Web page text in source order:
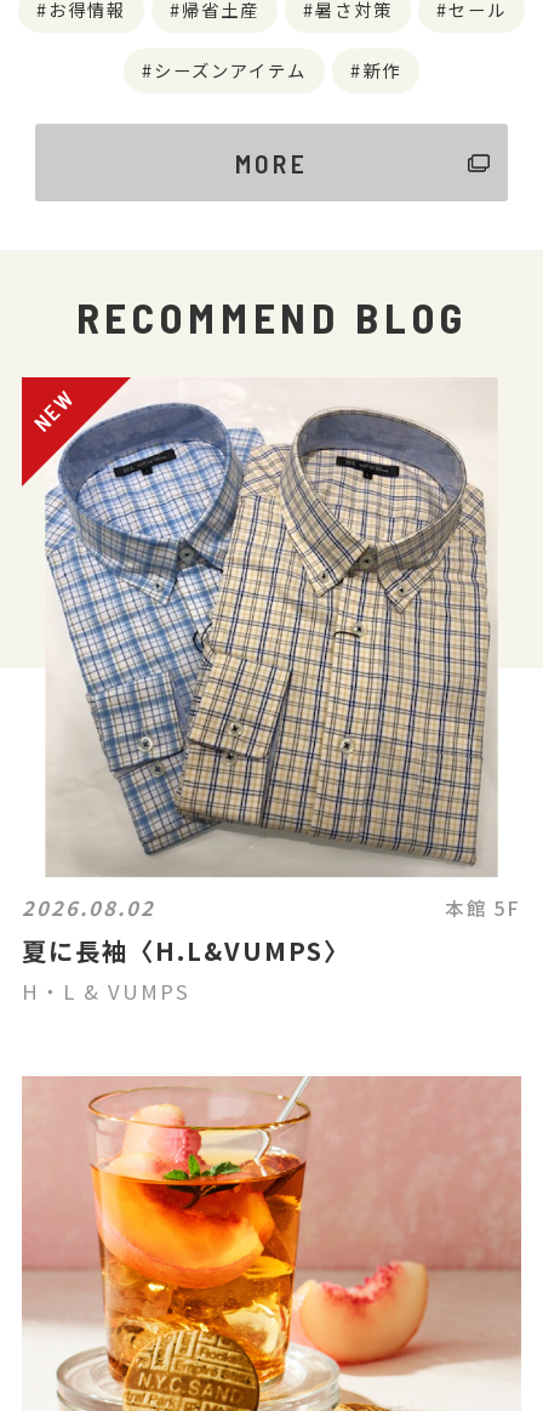
お得情報 帰省土産 暑さ対策 セール
シーズンアイテム 新作
MORE
RECOMMEND BLOG
2026.08.02 本館 5F
夏に長袖〈H.L&VUMPS〉
H・L & VUMPS